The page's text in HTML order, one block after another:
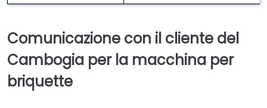
Comunicazione con il cliente del
Cambogia per la macchina per
briquette